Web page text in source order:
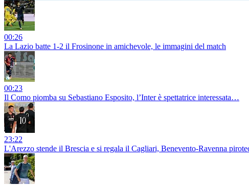
00:26
La Lazio batte 1-2 il Frosinone in amichevole, le immagini del match
00:23
Il Como piomba su Sebastiano Esposito, l’Inter è spettatrice interessata…
23:22
L'Arezzo stende il Brescia e si regala il Cagliari, Benevento-Ravenna